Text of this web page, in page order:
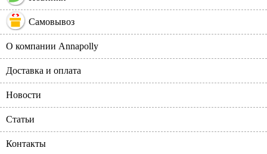
Самовывоз
О компании Annapolly
Доставка и оплата
Новости
Статьи
Контакты